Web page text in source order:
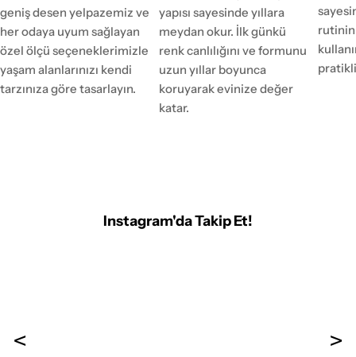
geniş desen yelpazemiz ve
her odaya uyum sağlayan
özel ölçü seçeneklerimizle
yaşam alanlarınızı kendi
tarzınıza göre tasarlayın.
yapısı sayesinde yıllara
meydan okur. İlk günkü
renk canlılığını ve formunu
uzun yıllar boyunca
koruyarak evinize değer
katar.
Instagram'da Takip Et!